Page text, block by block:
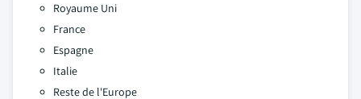
Royaume Uni
France
Espagne
Italie
Reste de l'Europe